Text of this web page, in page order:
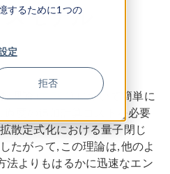
するために1つの
定
拒否
モデル
理論 (
) について簡単に
過度の追加計算コストを必要
散定式化における量子閉じ
たがって, この理論は, 他のよ
法よりもはるかに迅速なエン